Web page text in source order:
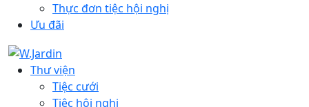
Thực đơn tiệc hội nghị
Ưu đãi
Thư viện
Tiệc cưới
Tiệc hội nghị